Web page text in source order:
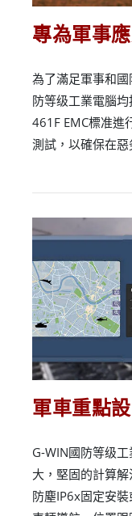
專為軍事
為了滿足軍事和
防等级工業電腦
461F EMC標准進
測試，以確保在
軍車重點
G-WIN國防等级
大，堅固的計算
防塵IP6x固定安